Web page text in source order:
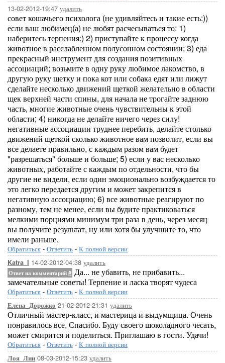
13-02-2012-19:47 удалить
совет кошачьего психолога (не удивляйтесь и такие есть:))
если ваш любимец(а) не любят расчесываться то: 1)
наберитесь терпения:) 2) приступайте к процессу когда
животное в расслабленном полусонном состоянии; 3) еда
прекрасный инструмент для создания позитивных
ассоциаций; возьмите в одну руку любимое лакомство, в
другую руку щетку и пока кот или собака едят или лижут
сделайте несколько движений щеткой желательно в области
щек верхней части спины, для начала не трогайте заднюю
часть, многие животные очень чувствительны к этой
области; 4) никогда не делайте ничего через силу!
негативные ассоциации труднее перебить, делайте столько
движений щеткой сколько животное вам позволит, если вы
все делаете правильно, с каждым разом вам будет
"разрешаться" больше и больше; 5) если у вас несколько
животных, работайте с каждым по отдельности, что бы
другие не видели, если один эмоционально возбуждается то
это легко передается другим и может закрепится в
негативную ассоциацию; 6) все животные реагируют по
разному, тем не менее, если вы будите практиковаться
мелкими порциями минимум три раза в день, через месяц
вы получите результат, ну или хотя бы улучшите то, что
имели раньше.
Обратиться - Ответить - К полной версии
Katra_I 14-02-2012-04:38 удалить
Ответ на комментарий # Да... не убавить, не прибавить...
замечательные советы! Терпение и ласка творят чудеса
Обратиться - Ответить - К полной версии
Елена_Дорожко 21-02-2012-21:31 удалить
Отличный мастер-класс, и мастерица и выдумщица. Очень
понравилось все, Спасибо. Буду своего шоколадного чесать,
может смирится и поделиться. Приглашаю в гости. Удачи!
Обратиться - Ответить - К полной версии
Лоя_Лии 08-03-2012-15:23 удалить